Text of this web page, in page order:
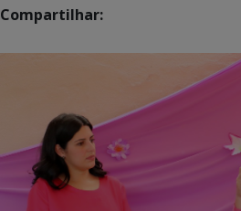
Compartilhar: